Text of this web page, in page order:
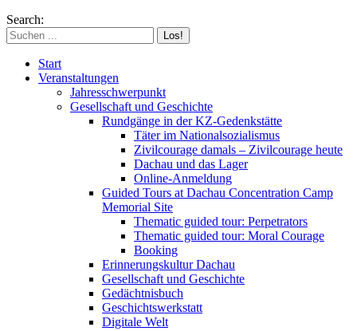
Search:
Start
Veranstaltungen
Jahresschwerpunkt
Gesellschaft und Geschichte
Rundgänge in der KZ-Gedenkstätte
Täter im Nationalsozialismus
Zivilcourage damals – Zivilcourage heute
Dachau und das Lager
Online-Anmeldung
Guided Tours at Dachau Concentration Camp
Memorial Site
Thematic guided tour: Perpetrators
Thematic guided tour: Moral Courage
Booking
Erinnerungskultur Dachau
Gesellschaft und Geschichte
Gedächtnisbuch
Geschichtswerkstatt
Digitale Welt